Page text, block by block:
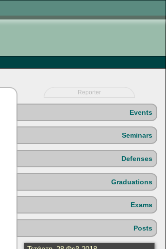
Reporter
Events
Seminars
Defenses
Graduations
Exams
Posts